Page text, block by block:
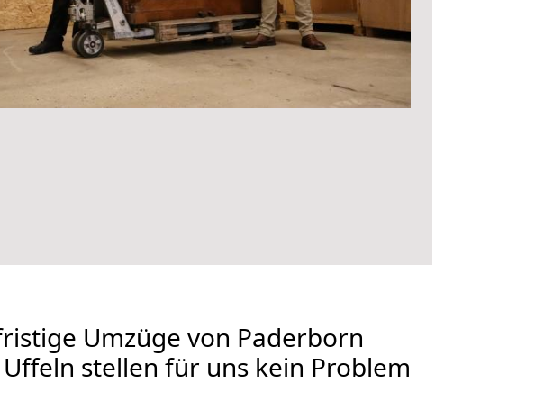
Umzüge von Paderborn
stellen für uns kein Problem